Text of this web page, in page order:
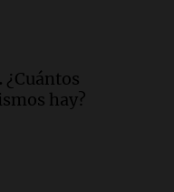
¿Cuántos
hay?